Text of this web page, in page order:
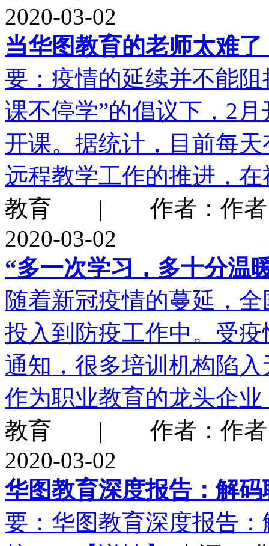
2020-03-02
当华图教育的老师太难
要：疫情的延续并不能
课不停学”的倡议下，2
开课。据统计，目前每
远程教学工作的推进，
教育 | 作者：作者
2020-03-02
“多一次学习，多十分温
随着新冠疫情的蔓延，
投入到防疫工作中。受
通知，很多培训机构陷
作为职业教育的龙头企
教育 | 作者：作者
2020-03-02
华图教育深度报告：解
要：华图教育深度报告